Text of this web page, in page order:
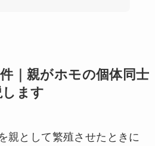
件｜親がホモの個体同士
ます
親として繁殖させたときに